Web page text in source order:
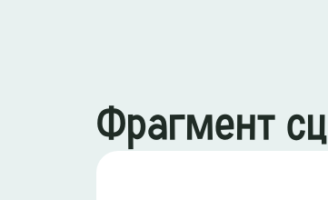
Фрагмент